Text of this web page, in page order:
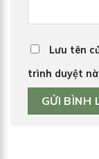
Lưu tên
trình duyệt